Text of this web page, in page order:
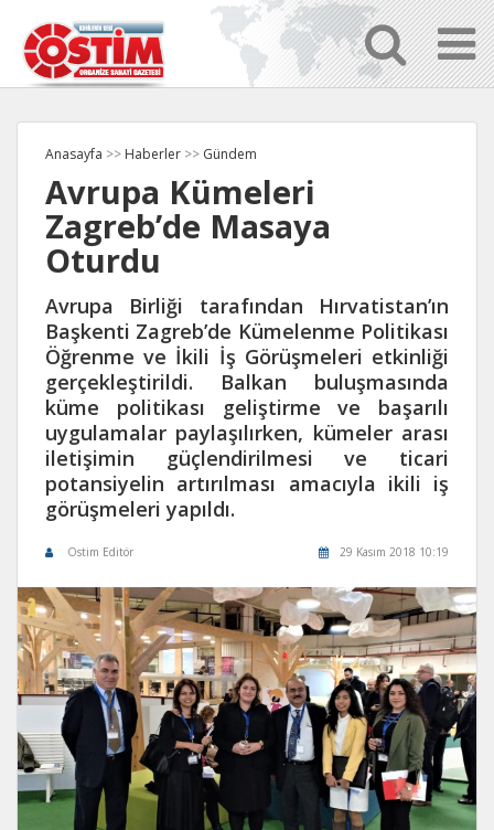
Anasayfa >> Haberler >> Gündem
Avrupa Kümeleri
Zagreb’de Masaya
Oturdu
Avrupa Birliği tarafından Hırvatistan’ın
Başkenti Zagreb’de Kümelenme Politikası
Öğrenme ve İkili İş Görüşmeleri etkinliği
gerçekleştirildi. Balkan buluşmasında
küme politikası geliştirme ve başarılı
uygulamalar paylaşılırken, kümeler arası
iletişimin güçlendirilmesi ve ticari
potansiyelin artırılması amacıyla ikili iş
görüşmeleri yapıldı.
Ostim Editör 29 Kasım 2018 10:19